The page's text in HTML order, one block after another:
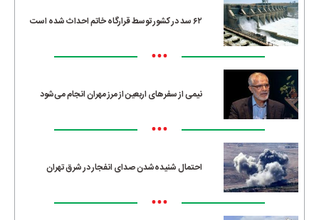
۶۲ سد در کشور توسط قرارگاه خاتم احداث شده است
•••
نیمی از سفرهای اربعین از مرز مهران انجام می‌شود
•••
احتمال شنیده‌شدن صدای انفجار در شرق تهران
•••